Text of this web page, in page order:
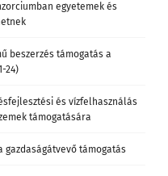
egyetemek és
beszerzés támogatás a
24)
és vízfelhasználás
támogatására
támogatás